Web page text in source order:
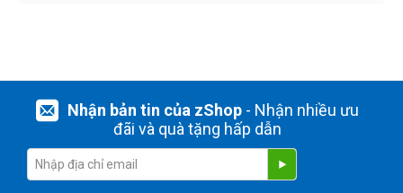
Nhận bản tin của zShop- Nhận nhiều ưu
đãi và quà tặng hấp dẫn